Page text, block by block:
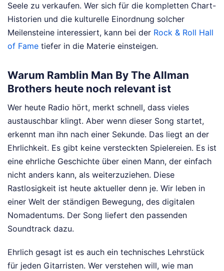
Seele zu verkaufen. Wer sich für die kompletten Chart-
Historien und die kulturelle Einordnung solcher
Meilensteine interessiert, kann bei der Rock & Roll Hall
of Fame tiefer in die Materie einsteigen.
Warum Ramblin Man By The Allman
Brothers heute noch relevant ist
Wer heute Radio hört, merkt schnell, dass vieles
austauschbar klingt. Aber wenn dieser Song startet,
erkennt man ihn nach einer Sekunde. Das liegt an der
Ehrlichkeit. Es gibt keine versteckten Spielereien. Es ist
eine ehrliche Geschichte über einen Mann, der einfach
nicht anders kann, als weiterzuziehen. Diese
Rastlosigkeit ist heute aktueller denn je. Wir leben in
einer Welt der ständigen Bewegung, des digitalen
Nomadentums. Der Song liefert den passenden
Soundtrack dazu.
Ehrlich gesagt ist es auch ein technisches Lehrstück
für jeden Gitarristen. Wer verstehen will, wie man